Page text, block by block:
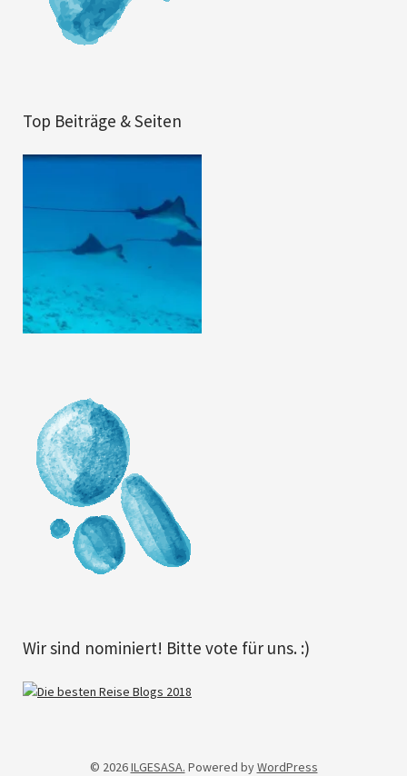
Top Beiträge & Seiten
Wir sind nominiert! Bitte vote für uns. :)
© 2026ILGESASA. Powered byWordPress